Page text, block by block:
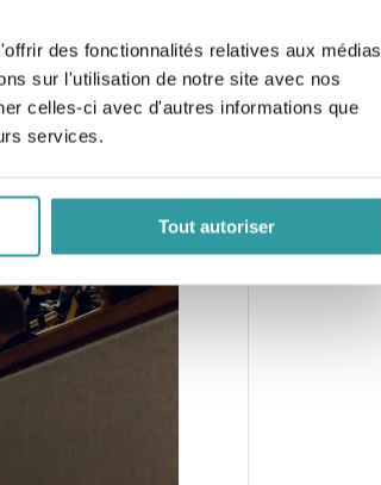
des fonctionnalités relatives aux médias
sur l'utilisation de notre site avec nos
celles-ci avec d'autres informations que
services.
Tout autoriser